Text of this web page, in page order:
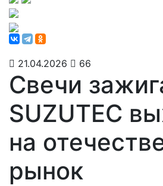
21.04.2026 66
Свечи
SUZUTEC
на
рынок